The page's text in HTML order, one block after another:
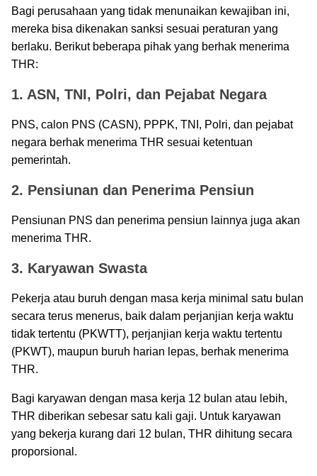
Bagi perusahaan yang tidak menunaikan kewajiban ini,
mereka bisa dikenakan sanksi sesuai peraturan yang
berlaku. Berikut beberapa pihak yang berhak menerima
THR:
1. ASN, TNI, Polri, dan Pejabat Negara
PNS, calon PNS (CASN), PPPK, TNI, Polri, dan pejabat
negara berhak menerima THR sesuai ketentuan
pemerintah.
2. Pensiunan dan Penerima Pensiun
Pensiunan PNS dan penerima pensiun lainnya juga akan
menerima THR.
3. Karyawan Swasta
Pekerja atau buruh dengan masa kerja minimal satu bulan
secara terus menerus, baik dalam perjanjian kerja waktu
tidak tertentu (PKWTT), perjanjian kerja waktu tertentu
(PKWT), maupun buruh harian lepas, berhak menerima
THR.
Bagi karyawan dengan masa kerja 12 bulan atau lebih,
THR diberikan sebesar satu kali gaji. Untuk karyawan
yang bekerja kurang dari 12 bulan, THR dihitung secara
proporsional.